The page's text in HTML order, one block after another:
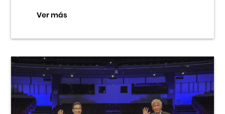
Ver más